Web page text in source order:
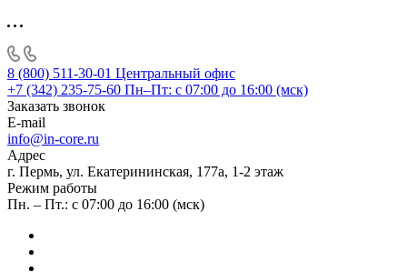
8 (800) 511-30-01 Центральный офис
+7 (342) 235-75-60 Пн–Пт: с 07:00 до 16:00 (мск)
Заказать звонок
E-mail
info@in-core.ru
Адрес
г. Пермь, ул. ​Екатерининская, 177а, ​1-2 этаж
Режим работы
Пн. – Пт.: с 07:00 до 16:00 (мск)